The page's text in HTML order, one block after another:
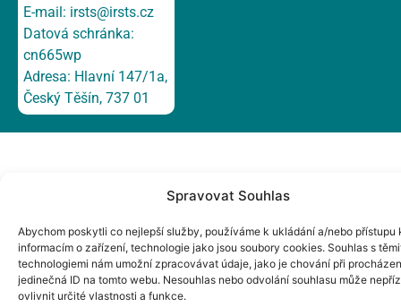
Spravovat Souhlas
Abychom poskytli co nejlepší služby, používáme k ukládání a/nebo přístupu
informacím o zařízení, technologie jako jsou soubory cookies. Souhlas s
technologiemi nám umožní zpracovávat údaje, jako je chování při
jedinečná ID na tomto webu. Nesouhlas nebo odvolání souhlasu může
ovlivnit určité vlastnosti a funkce.
E-mail: irsts@irsts.cz
Datová schránka:
cn665wp
Adresa: Hlavní 147/1a,
Český Těšín, 737 01